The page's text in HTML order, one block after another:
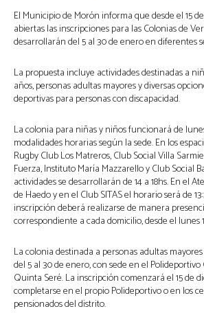
El Municipio de Morón informa que desde el 15
abiertas las inscripciones para las Colonias de
desarrollarán del 5 al 30 de enero en diferentes
La propuesta incluye actividades destinadas a
años, personas adultas mayores y diversas
deportivas para personas con discapacidad.
La colonia para niñas y niños funcionará de
modalidades horarias según la sede. En los
Rugby Club Los Matreros, Club Social Villa
Fuerza, Instituto María Mazzarello y Club Social
actividades se desarrollarán de 14 a 18hs. En el
de Haedo y en el Club SITAS el horario será de
inscripción deberá realizarse de manera
correspondiente a cada domicilio, desde el lunes
La colonia destinada a personas adultas
del 5 al 30 de enero, con sede en el
Quinta Seré. La inscripción comenzará el 15 de
completarse en el propio Polideportivo o en los
pensionados del distrito.